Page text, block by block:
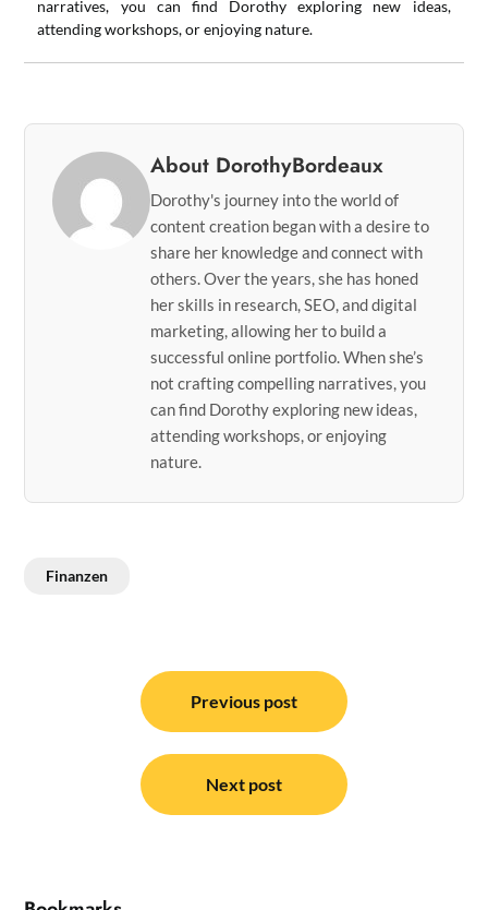
narratives, you can find Dorothy exploring new ideas,
attending workshops, or enjoying nature.
About DorothyBordeaux
Dorothy's journey into the world of
content creation began with a desire to
share her knowledge and connect with
others. Over the years, she has honed
her skills in research, SEO, and digital
marketing, allowing her to build a
successful online portfolio. When she’s
not crafting compelling narratives, you
can find Dorothy exploring new ideas,
attending workshops, or enjoying
nature.
Finanzen
navigation
Previous post
Next post